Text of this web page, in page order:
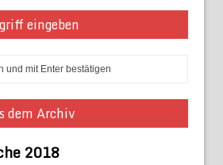
eingeben
dem Archiv
2018